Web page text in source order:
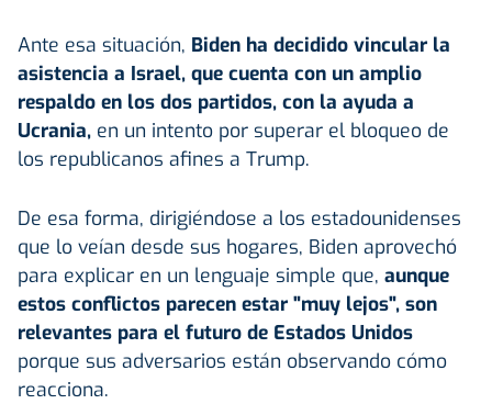
Ante esa situación, Biden ha decidido vincular la
asistencia a Israel, que cuenta con un amplio
respaldo en los dos partidos, con la ayuda a
Ucrania, en un intento por superar el bloqueo de
los republicanos afines a Trump.
De esa forma, dirigiéndose a los estadounidenses
que lo veían desde sus hogares, Biden aprovechó
para explicar en un lenguaje simple que, aunque
estos conflictos parecen estar "muy lejos", son
relevantes para el futuro de Estados Unidos
porque sus adversarios están observando cómo
reacciona.